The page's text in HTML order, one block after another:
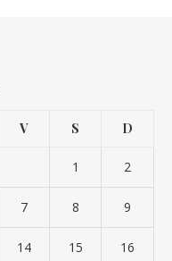
V S D
1 2
7 8 9
14 15 16